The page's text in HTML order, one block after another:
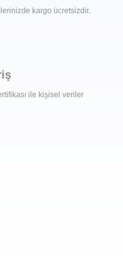
kargo ücretsizdir.
ile kişisel veriler